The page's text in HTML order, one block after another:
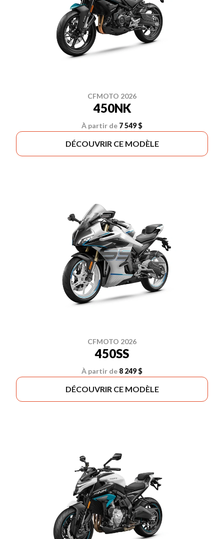
CFMOTO 2026
450NK
À partir de 7 549 $
DÉCOUVRIR CE MODÈLE
CFMOTO 2026
450SS
À partir de 8 249 $
DÉCOUVRIR CE MODÈLE